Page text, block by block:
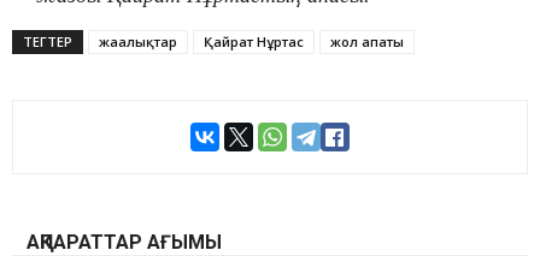
ТЕГТЕР жаңалықтар Қайрат Нұртас жол апаты
АҚПАРАТТАР АҒЫМЫ